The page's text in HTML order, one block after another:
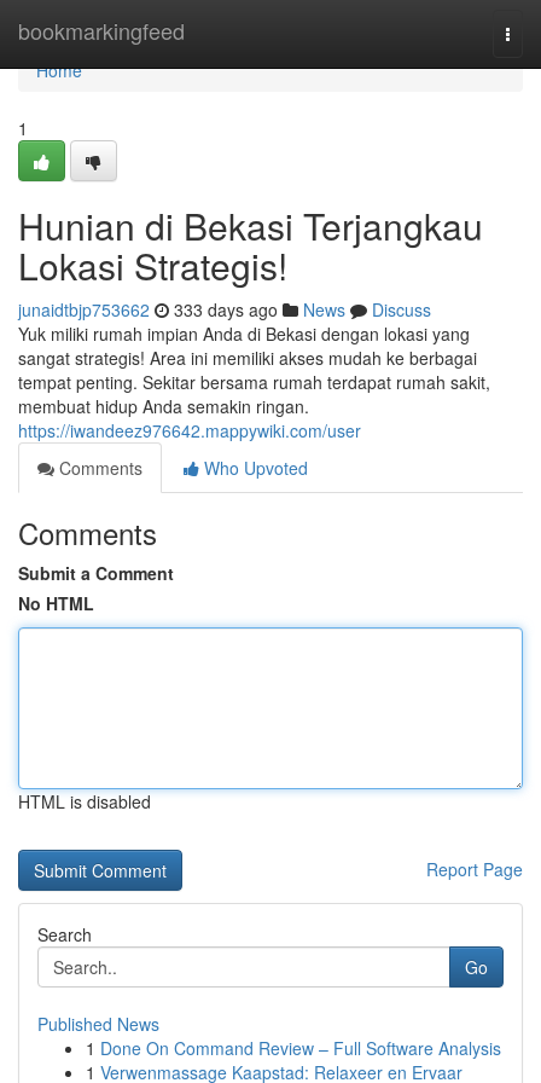
bookmarkingfeed
Home
Home
1
Hunian di Bekasi Terjangkau
Lokasi Strategis!
junaidtbjp753662 333 days ago News
Discuss
Yuk miliki rumah impian Anda di Bekasi dengan lokasi yang
sangat strategis! Area ini memiliki akses mudah ke berbagai
tempat penting. Sekitar bersama rumah terdapat rumah sakit,
membuat hidup Anda semakin ringan.
https://iwandeez976642.mappywiki.com/user
Comments
Who Upvoted
Comments
Submit a Comment
No HTML
HTML is disabled
Report Page
Search
Go
Published News
1 Done On Command Review – Full Software Analysis
1 Verwenmassage Kaapstad: Relaxeer en Ervaar